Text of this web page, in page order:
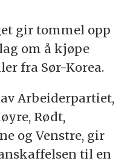
gir tommel opp
om å kjøpe
fra Sør-Korea.
Arbeiderpartiet,
Rødt,
og Venstre, gir
til en